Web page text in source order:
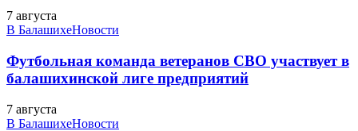
7 августа
В БалашихеНовости
Футбольная команда ветеранов СВО участвует в
балашихинской лиге предприятий
7 августа
В БалашихеНовости